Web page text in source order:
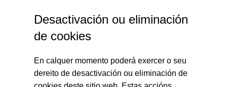
Desactivación ou eliminación
de cookies
En calquer momento poderá exercer o seu
dereito de desactivación ou eliminación de